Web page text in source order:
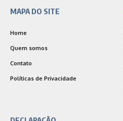
MAPA DO SITE
Home
Quem somos
Contato
Políticas de Privacidade